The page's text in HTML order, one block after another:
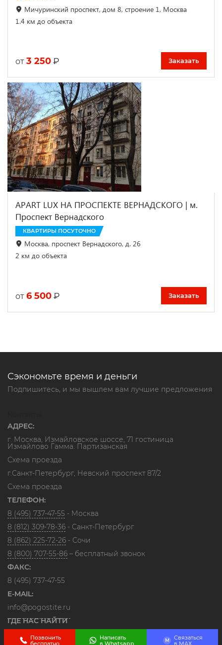
Мичуринский проспект, дом 8, строение 1, Москва
1.4 км до объекта
от 3 250 ₽ Заказать
APART LUX НА ПРОСПЕКТЕ ВЕРНАДСКОГО | м.
Проспект Вернадского
КВАРТИРЫ ПОСУТОЧНО
Москва, проспект Вернадского, д. 26
2 км до объекта
от 6 500 ₽ Заказать
Сэкономьте время и деньги
Подпишитесь, и мы вышлем вам лучшие предложения
АДРЕС:
г. Москва, Измайловское шоссе, 71 гостиница
Измайлово Гамма. Партизанская
Схема проезда
г.Санкт-Петербург, Невский проспект 87/2
Схема проезда
ТЕЛЕФОН:
8 (495) 737-47-55 - Москва
8 (812) 309-78-36 - Санкт-Петербург
8 (862) 225-72-26 - Сочи
8 (800) 707-55-86 – бесплатный звонок
ФАКС:
8 (495) 737-47-55
E-MAIL:
info@pogostite.ru
ГДЕ НАС НАЙТИ
Позвонить
бесплатно
Написать
в Whatsapp
M
Связаться
в МАХ